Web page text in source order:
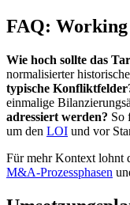
FAQ:
Wie hoch sollte das
normalisierter
typische
einmalige
adressiert werden? So
um den LOI und vor
Für mehr Kontext lohnt
M&A-Prozessphasen